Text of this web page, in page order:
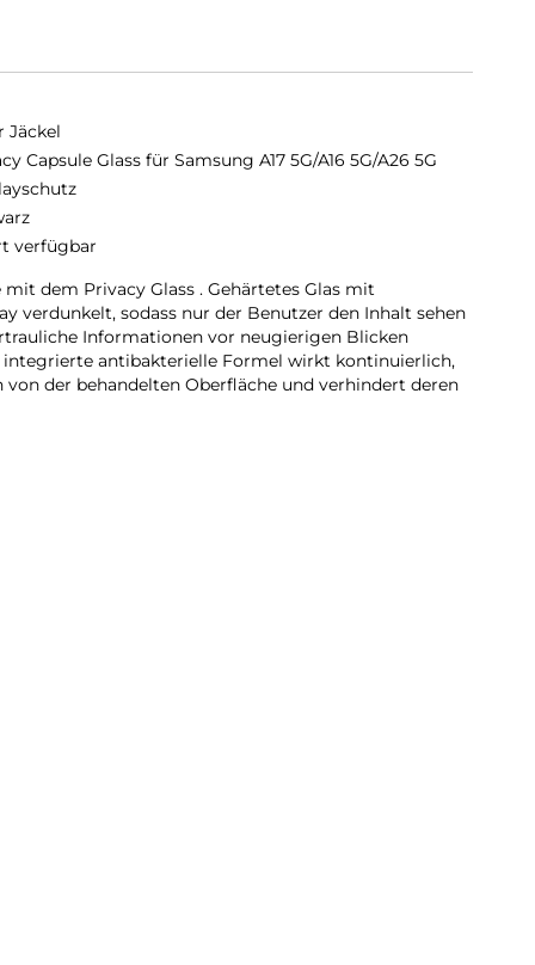
Jäckel
Capsule Glass für Samsung A17 5G/A16 5G/A26 5G
verfügbar
dem Privacy Glass . Gehärtetes Glas mit
verdunkelt, sodass nur der Benutzer den Inhalt sehen
Informationen vor neugierigen Blicken
integrierte antibakterielle Formel wirkt kontinuierlich,
der behandelten Oberfläche und verhindert deren